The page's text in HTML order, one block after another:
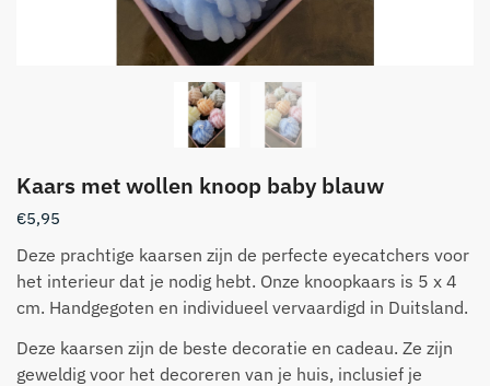
Kaars met wollen knoop baby blauw
€5,95
Deze prachtige kaarsen zijn de perfecte eyecatchers voor
het interieur dat je nodig hebt. Onze knoopkaars is 5 x 4
cm. Handgegoten en individueel vervaardigd in Duitsland.
Deze kaarsen zijn de beste decoratie en cadeau. Ze zijn
geweldig voor het decoreren van je huis, inclusief je